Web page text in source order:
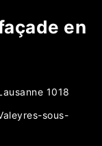
en
1018
sous-